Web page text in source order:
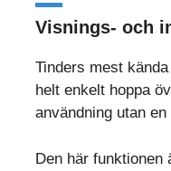
Visnings- och
Tinders mest
helt enkelt hoppa
användning utan
Den här funktionen